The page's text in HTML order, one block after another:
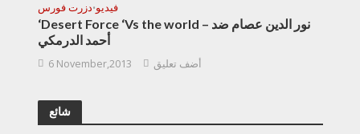
دزرت فورس•فيديو
‘Desert Force ‘Vs the world – نور الدين عصام ضد
أحمد الدرمكي
6 November,2013 أضف تعليق
شائع